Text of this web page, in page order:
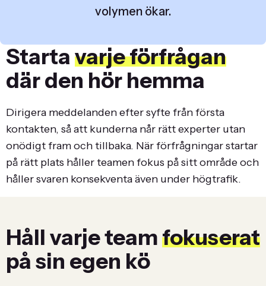
volymen ökar.
Starta varje förfrågan
där den hör hemma
Dirigera meddelanden efter syfte från första
kontakten, så att kunderna når rätt experter utan
onödigt fram och tillbaka. När förfrågningar startar
på rätt plats håller teamen fokus på sitt område och
håller svaren konsekventa även under högtrafik.
Håll varje teamfokuserat
på sin egen kö